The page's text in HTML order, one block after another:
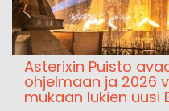
Asterixin Puisto
ohjelmaan ja 2026
mukaan lukien uusi